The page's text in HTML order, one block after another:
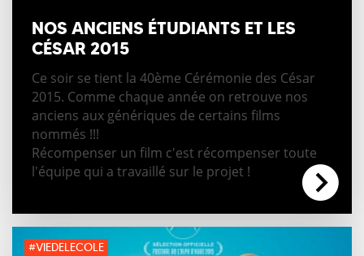
NOS ANCIENS ÉTUDIANTS ET LES
CÉSAR 2015
Ce soir se tient la 40ème Cérémonie des César
2015. Comme chaque année on retrouve nos
anciens aux génériques de certains films
nommés !!!
Récompenser un film c'est récompenser toute
l'équipe qui a travaillé sur le projet !
#VIEDELECOLE